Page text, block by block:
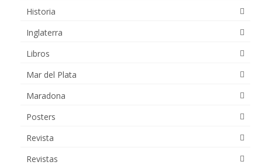
Historia
Inglaterra
Libros
Mar del Plata
Maradona
Posters
Revista
Revistas